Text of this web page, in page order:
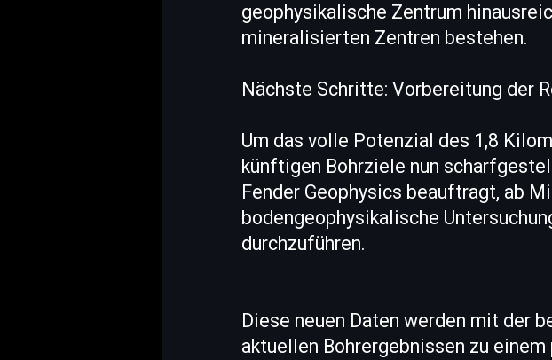
geophysikalische Zentrum
mineralisierten Zentren bestehen.
Nächste Schritte: Vorbereitung der
Um das volle Potenzial des 1,8
künftigen Bohrziele nun
Fender Geophysics beauftragt, ab
bodengeophysikalische
durchzuführen.
Diese neuen Daten werden mit der
aktuellen Bohrergebnissen zu